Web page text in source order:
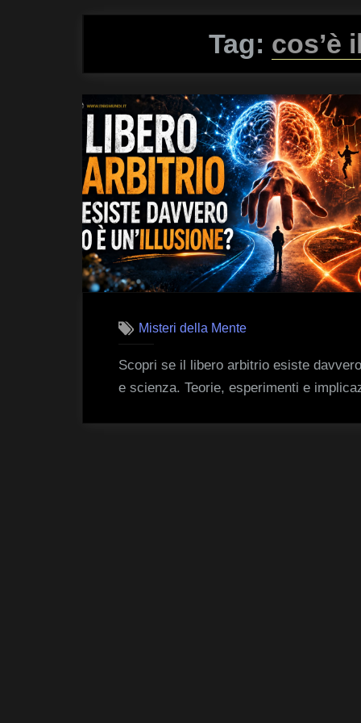
Tag: cos’è
Misteri della Mente
Scopri se il libero arbitrio esiste
e scienza. Teorie, esperimenti e